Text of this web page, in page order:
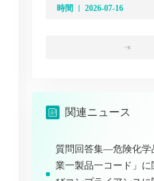
時間 2026-07-16
一覧
関連ニュース
質問回答集―危険化学
業一製品一コード」に